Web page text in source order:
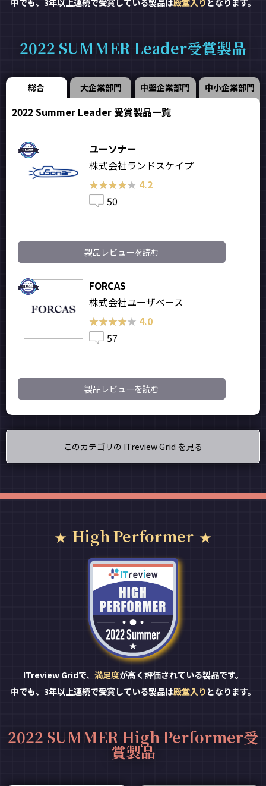
2022 SUMMER Leader受賞製品
総合 大企業部門 中堅企業部門 中小企業部門
2022 Summer Leader 受賞製品一覧
ユーソナー
株式会社ランドスケイプ
★★★★★
★★★★★ 4.2
50
製品レビューを読む
FORCAS
株式会社ユーザベース
★★★★★
★★★★★ 4.0
57
製品レビューを読む
このカテゴリの ITreview Grid を見る
High Performer
ITreview Gridで、 満足度が高く評価されている製品です。
中でも、3年以上連続で受賞している製品は殿堂入り となります。
2022 SUMMER High Performer受
賞製品